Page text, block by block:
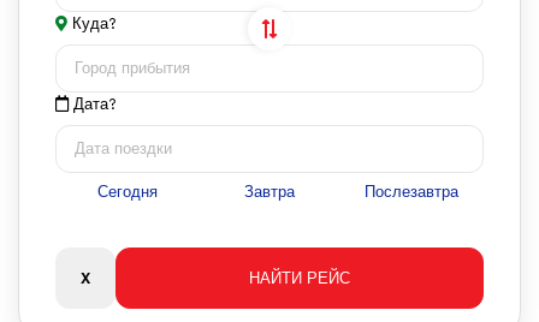
Куда?
Дата?
Сегодня Завтра Послезавтра